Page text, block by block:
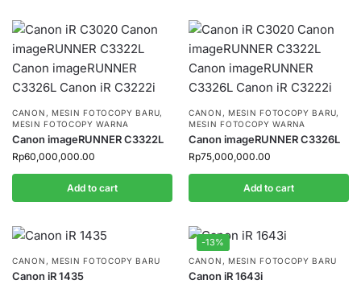
CANON , MESIN FOTOCOPY BARU,
MESIN FOTOCOPY WARNA
Canon imageRUNNER C3322L
Rp60,000,000.00
Add to cart
CANON , MESIN FOTOCOPY BARU,
MESIN FOTOCOPY WARNA
Canon imageRUNNER C3326L
Rp75,000,000.00
Add to cart
CANON , MESIN FOTOCOPY BARU
Canon iR 1435
-13%
CANON , MESIN FOTOCOPY BARU
Canon iR 1643i